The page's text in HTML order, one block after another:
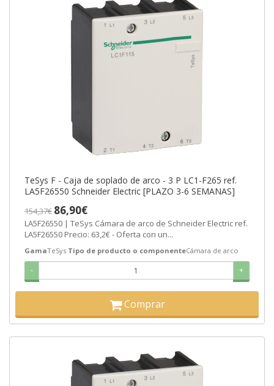
TeSys F - Caja de soplado de arco - 3 P LC1-F265 ref.
LA5F26550 Schneider Electric [PLAZO 3-6 SEMANAS]
154,37€ 86,90€
LA5F26550 | TeSys Cámara de arco de Schneider Electric ref.
LA5F26550 Precio: 63,2€ - Oferta con un...
GamaTeSys Tipo de producto o componenteCámara de arco
- +
Comprar